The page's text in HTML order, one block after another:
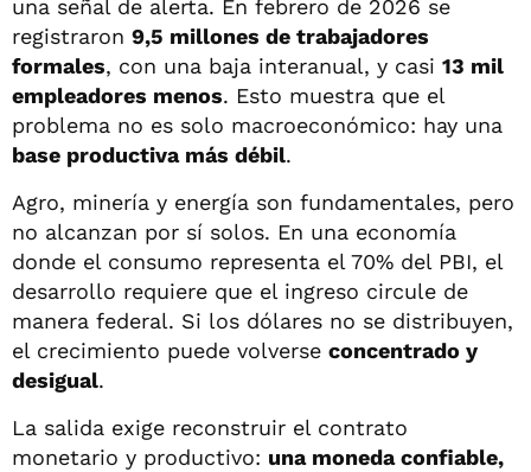
una señal de alerta. En febrero de 2026 se
registraron 9,5 millones de trabajadores
formales, con una baja interanual, y casi 13 mil
empleadores menos. Esto muestra que el
problema no es solo macroeconómico: hay una
base productiva más débil.
Agro, minería y energía son fundamentales, pero
no alcanzan por sí solos. En una economía
donde el consumo representa el 70% del PBI, el
desarrollo requiere que el ingreso circule de
manera federal. Si los dólares no se distribuyen,
el crecimiento puede volverse concentrado y
desigual.
La salida exige reconstruir el contrato
monetario y productivo: una moneda confiable,